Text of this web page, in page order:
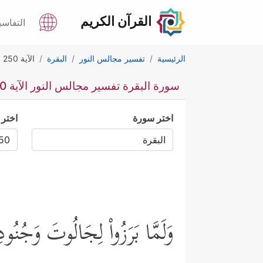
القرآن الكريم
الرئيسية تفسير مجالس النور البقرة الآية 250
سورة البقرة تفسير مجالس النور الآية 250
اختر سورة
وَلَمَّا بَرَزُواْ لِجَالُوتَ